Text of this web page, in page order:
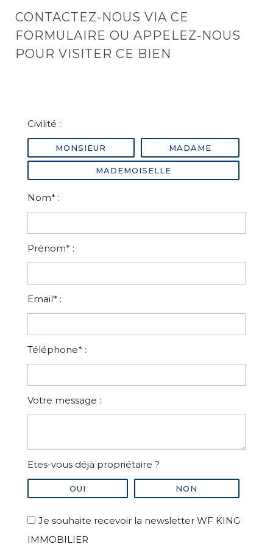
CONTACTEZ-NOUS VIA CE
FORMULAIRE OU APPELEZ-NOUS
POUR VISITER CE BIEN
Civilité :
MONSIEUR MADAME
MADEMOISELLE
Nom* :
Prénom* :
Email* :
Téléphone* :
Votre message :
Etes-vous déjà propriétaire ?
OUI NON
Je souhaite recevoir la newsletter WF KING
IMMOBILIER